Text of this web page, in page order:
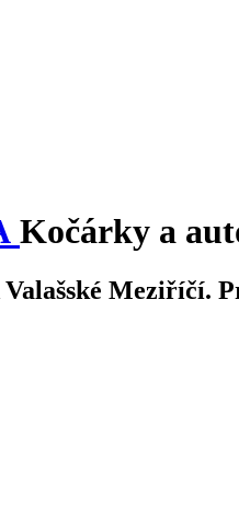
Kočárky a
Meziříčí.